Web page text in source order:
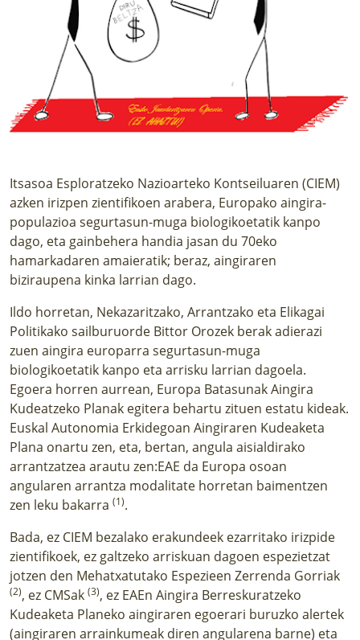
Itsasoa Esploratzeko Nazioarteko Kontseiluaren (CIEM)
azken irizpen zientifikoen arabera, Europako aingira-
populazioa segurtasun-muga biologikoetatik kanpo
dago, eta gainbehera handia jasan du 70eko
hamarkadaren amaieratik; beraz, aingiraren
biziraupena kinka larrian dago.
Ildo horretan, Nekazaritzako, Arrantzako eta Elikagai
Politikako sailburuorde Bittor Orozek berak adierazi
zuen aingira europarra segurtasun-muga
biologikoetatik kanpo eta arrisku larrian dagoela.
Egoera horren aurrean, Europa Batasunak Aingira
Kudeatzeko Planak egitera behartu zituen estatu kideak.
Euskal Autonomia Erkidegoan Aingiraren Kudeaketa
Plana onartu zen, eta, bertan, angula aisialdirako
arrantzatzea arautu zen:EAE da Europa osoan
angularen arrantza modalitate horretan baimentzen
zen leku bakarra (1).
Bada, ez CIEM bezalako erakundeek ezarritako irizpide
zientifikoek, ez galtzeko arriskuan dagoen espezietzat
jotzen den Mehatxatutako Espezieen Zerrenda Gorriak
(2), ez CMSak (3), ez EAEn Aingira Berreskuratzeko
Kudeaketa Planeko aingiraren egoerari buruzko alertek
(aingiraren arrainkumeak diren angularena barne) eta